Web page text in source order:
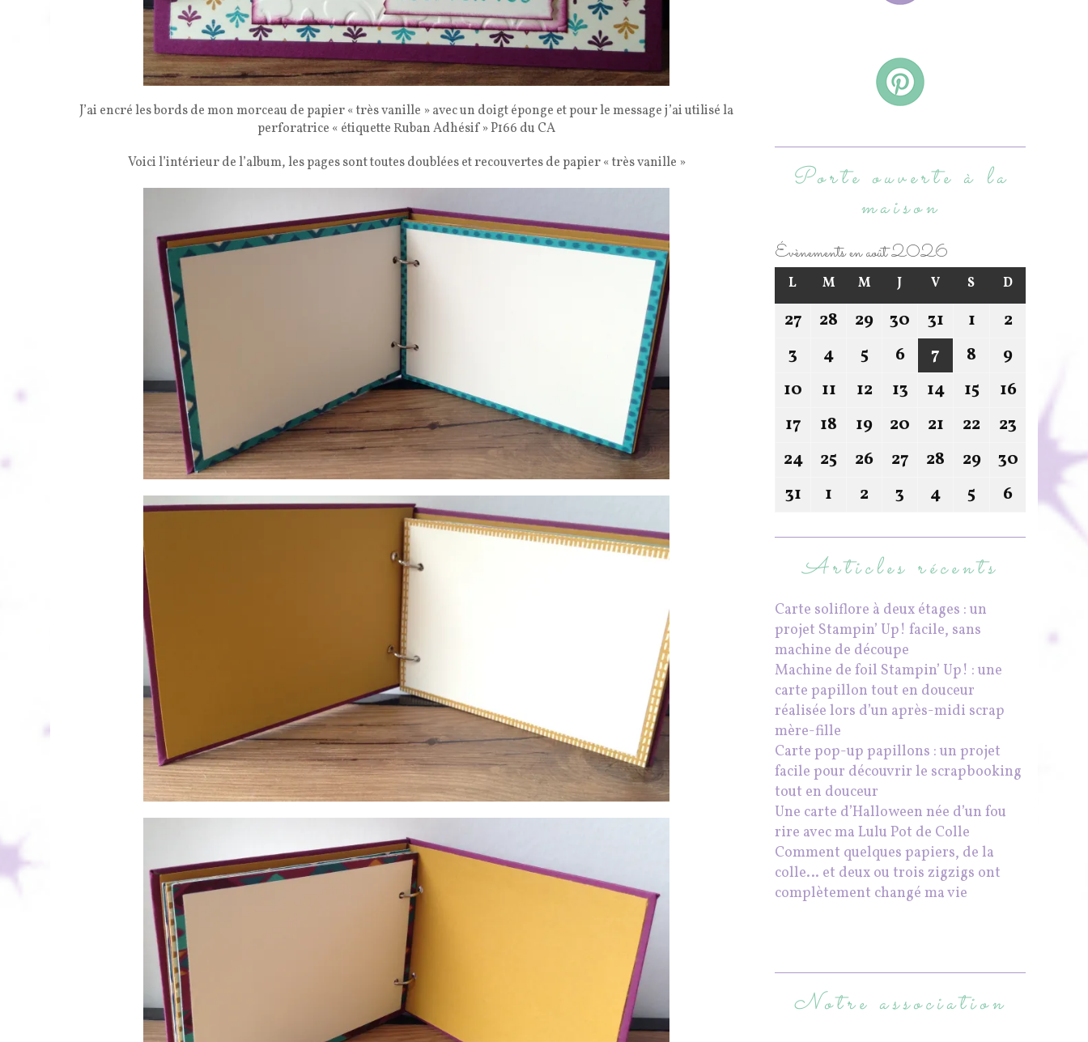
J’ai encré les bords de mon morceau de papier « très vanille » avec un doigt éponge et pour le message j’ai utilisé la
perforatrice « étiquette Ruban Adhésif » P166 du CA
Voici l’intérieur de l’album, les pages sont toutes doublées et recouvertes de papier « très vanille »
Porte ouverte à la
maison
Évènements en août 2026
L M M J V S D
27 28 29 30 31 1
2
3
4 5 6 7 8
9
10
11 12 13 14 15
16
17
18 19 20 21 22
23
24
25 26 27 28 29
30
31
1 2 3 4 5 6
Articles récents
Carte soliflore à deux étages : un
projet Stampin’ Up! facile, sans
machine de découpe
Machine de foil Stampin’ Up! : une
carte papillon tout en douceur
réalisée lors d’un après-midi scrap
mère-fille
Carte pop-up papillons : un projet
facile pour découvrir le scrapbooking
tout en douceur
Une carte d’Halloween née d’un fou
rire avec ma Lulu Pot de Colle
Comment quelques papiers, de la
colle… et deux ou trois zigzigs ont
complètement changé ma vie
Notre association